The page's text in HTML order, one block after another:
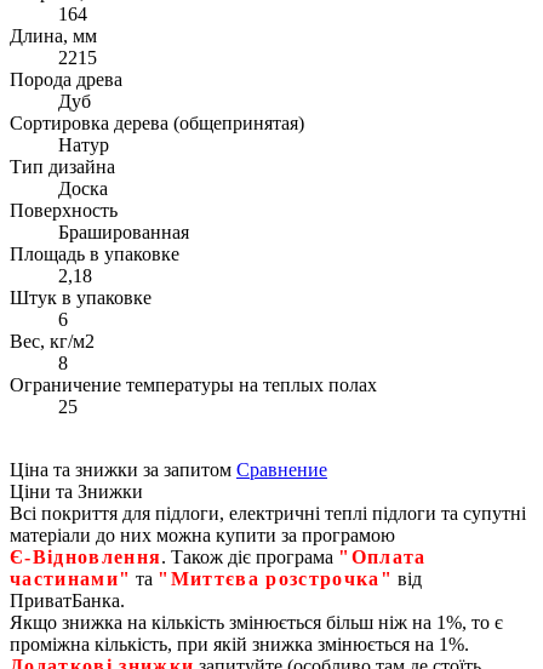
164
Длина, мм
2215
Порода древа
Дуб
Сортировка дерева (общепринятая)
Натур
Тип дизайна
Доска
Поверхность
Брашированная
Площадь в упаковке
2,18
Штук в упаковке
6
Вес, кг/м2
8
Ограничение температуры на теплых полах
25
Ціна та знижки за запитом Сравнение
Ціни та Знижки
Всі покриття для підлоги, електричні теплі підлоги та супутні
матеріали до них можна купити за програмою
Є‑Відновлення. Також діє програма "Оплата
частинами" та "Миттєва розстрочка" від
ПриватБанка.
Якщо знижка на кількість змінюється більш ніж на 1%, то є
проміжна кількість, при якій знижка змінюється на 1%.